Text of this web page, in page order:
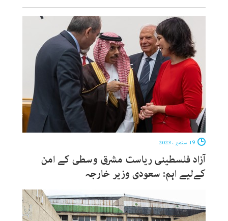
آزاد فلسطینی ریاست مشرق وسطی کے امن
کےلیے اہم: سعودی وزیر خارجہ